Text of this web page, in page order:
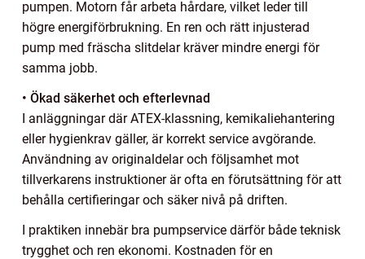
pumpen. Motorn får arbeta hårdare, vilket leder till
högre energiförbrukning. En ren och rätt injusterad
pump med fräscha slitdelar kräver mindre energi för
samma jobb.
• Ökad säkerhet och efterlevnad
I anläggningar där ATEX-klassning, kemikaliehantering
eller hygienkrav gäller, är korrekt service avgörande.
Användning av originaldelar och följsamhet mot
tillverkarens instruktioner är ofta en förutsättning för att
behålla certifieringar och säker nivå på driften.
I praktiken innebär bra pumpservice därför både teknisk
trygghet och ren ekonomi. Kostnaden för en